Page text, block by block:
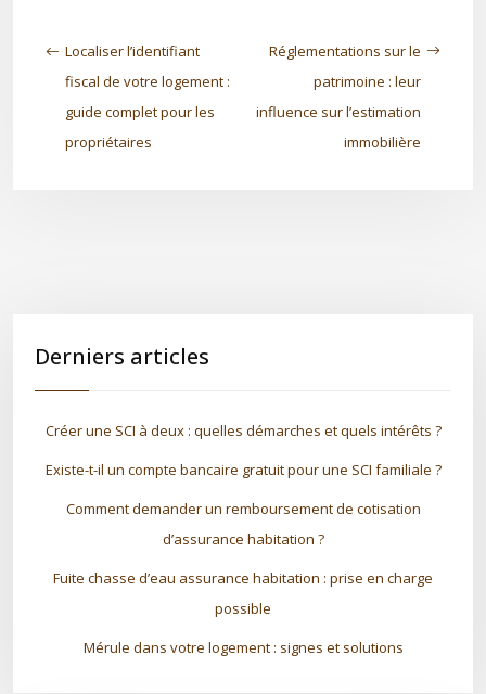
Localiser l’identifiant
fiscal de votre logement :
guide complet pour les
propriétaires
Réglementations sur le
patrimoine : leur
influence sur l’estimation
immobilière
Derniers articles
Créer une SCI à deux : quelles démarches et quels intérêts ?
Existe-t-il un compte bancaire gratuit pour une SCI familiale ?
Comment demander un remboursement de cotisation
d’assurance habitation ?
Fuite chasse d’eau assurance habitation : prise en charge
possible
Mérule dans votre logement : signes et solutions